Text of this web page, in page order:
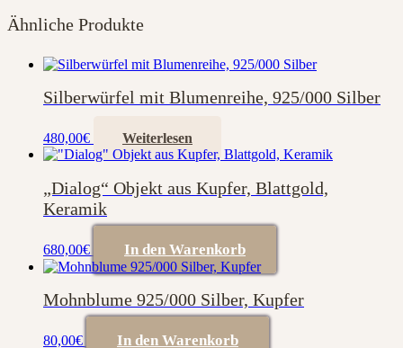
Ähnliche Produkte
Silberwürfel mit Blumenreihe, 925/000 Silber
480,00€ Weiterlesen
„Dialog“ Objekt aus Kupfer, Blattgold,
Keramik
680,00€ In den Warenkorb
Mohnblume 925/000 Silber, Kupfer
80,00€ In den Warenkorb